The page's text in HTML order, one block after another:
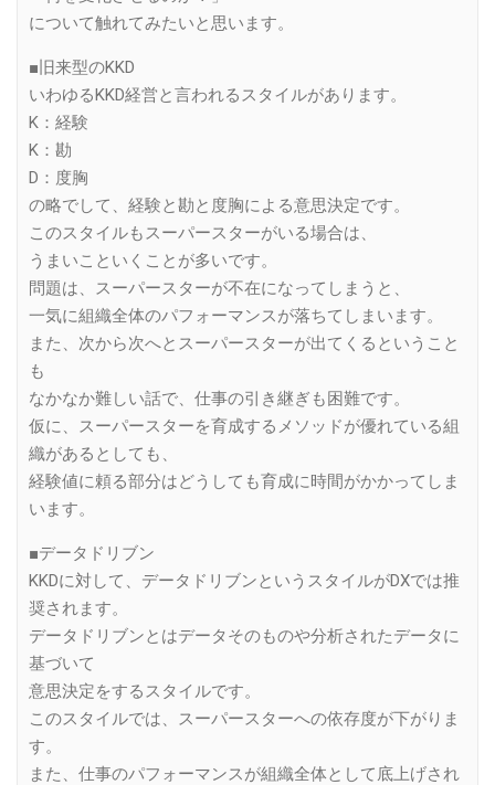
について触れてみたいと思います。
■旧来型のKKD
いわゆるKKD経営と言われるスタイルがあります。
K：経験
K：勘
D：度胸
の略でして、経験と勘と度胸による意思決定です。
このスタイルもスーパースターがいる場合は、
うまいこといくことが多いです。
問題は、スーパースターが不在になってしまうと、
一気に組織全体のパフォーマンスが落ちてしまいます。
また、次から次へとスーパースターが出てくるということ
も
なかなか難しい話で、仕事の引き継ぎも困難です。
仮に、スーパースターを育成するメソッドが優れている組
織があるとしても、
経験値に頼る部分はどうしても育成に時間がかかってしま
います。
■データドリブン
KKDに対して、データドリブンというスタイルがDXでは推
奨されます。
データドリブンとはデータそのものや分析されたデータに
基づいて
意思決定をするスタイルです。
このスタイルでは、スーパースターへの依存度が下がりま
す。
また、仕事のパフォーマンスが組織全体として底上げされ